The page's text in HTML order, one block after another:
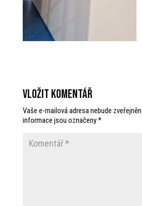
Vložit komentář
Vaše e-mailová adresa nebude
informace jsou označeny*